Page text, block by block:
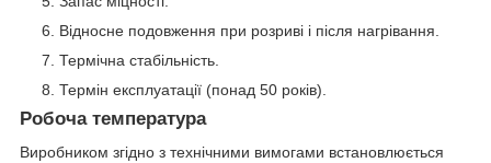
Відносне подовження при розриві і після нагрівання.
Термічна стабільність.
Термін експлуатації (понад 50 років).
Робоча температура
Виробником згідно з технічними вимогами встановлюється